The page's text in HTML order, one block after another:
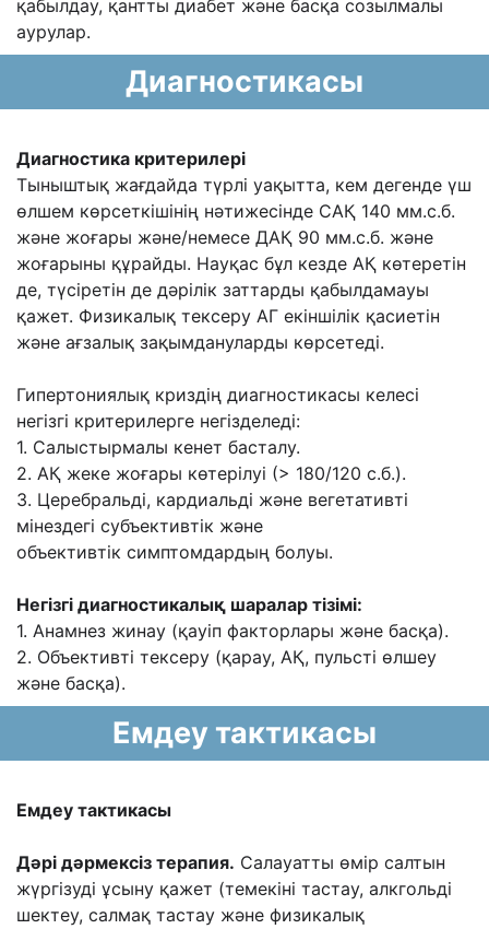
қабылдау, қантты диабет жəне басқа созылмалы
аурулар.
Диагностикасы
Диагностика критерилері
Тыныштық жағдайда түрлі уақытта, кем дегенде үш
өлшем көрсеткішінің нəтижесінде САҚ 140 мм.с.б.
жəне жоғары жəне/немесе ДАҚ 90 мм.с.б. жəне
жоғарыны құрайды. Науқас бұл кезде АҚ көтеретін
де, түсіретін де дəрілік заттарды қабылдамауы
қажет. Физикалық тексеру АГ екіншілік қасиетін
жəне ағзалық зақымдануларды көрсетеді.
Гипертониялық криздің диагностикасы келесі
негізгі критерилерге негізделеді:
1. Салыстырмалы кенет басталу.
2. АҚ жеке жоғары көтерілуі (> 180/120 с.б.).
3. Церебральді, кардиальді жəне вегетативті
мінездегі субъективтік жəне
объективтік симптомдардың болуы.
Негізгі диагностикалық шаралар тізімі:
1. Анамнез жинау (қауіп факторлары жəне басқа).
2. Объективті тексеру (қарау, АҚ, пульсті өлшеу
жəне басқа).
Емдеу тактикасы
Емдеу тактикасы
Дəрі дəрмексіз терапия. Салауатты өмір салтын
жүргізуді ұсыну қажет (темекіні тастау, алкгольді
шектеу, салмақ тастау жəне физикалық